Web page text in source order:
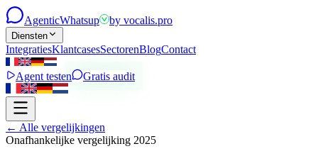
AgenticWhatsup by vocalis.pro
Diensten
IntegratiesKlantcasesSectorenBlogContact
Agent testen Gratis audit
← Alle vergelijkingen
Onafhankelijke vergelijking 2025